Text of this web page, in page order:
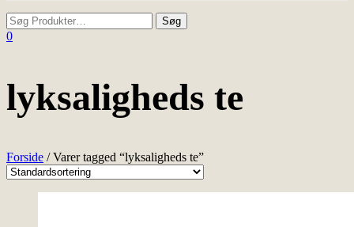
0
lyksaligheds te
Forside / Varer tagged “lyksaligheds te”